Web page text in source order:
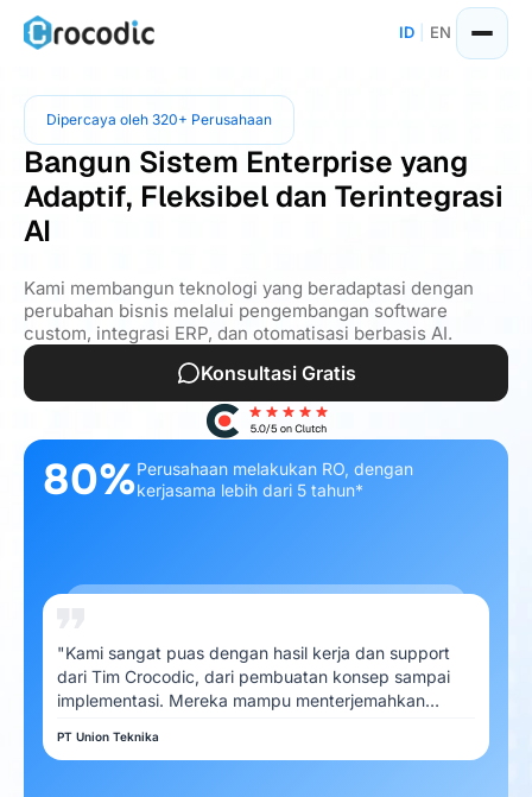
ID EN
Dipercaya oleh 320+ Perusahaan
Bangun Sistem Enterprise yang
Adaptif, Fleksibel dan Terintegrasi
AI
Kami membangun teknologi yang beradaptasi dengan
perubahan bisnis melalui pengembangan software
custom, integrasi ERP, dan otomatisasi berbasis AI.
Konsultasi Gratis
80%Perusahaan melakukan RO, dengan
kerjasama lebih dari 5 tahun*
"Kami sangat puas dengan hasil kerja dan support
dari Tim Crocodic, dari pembuatan konsep sampai
implementasi. Mereka mampu menterjemahkan
PT Union Teknika